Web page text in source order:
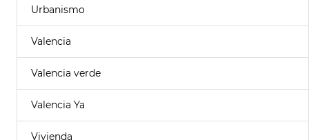
Urbanismo
Valencia
Valencia verde
Valencia Ya
Vivienda